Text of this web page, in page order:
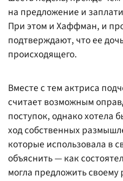
на предложение и
При этом и Хаффман, и
подтверждают, что ее
происходящего.
Вместе с тем актриса
считает возможным
поступок, однако хотела
ход собственных
которые использовала в
объяснить — как
могла предложить